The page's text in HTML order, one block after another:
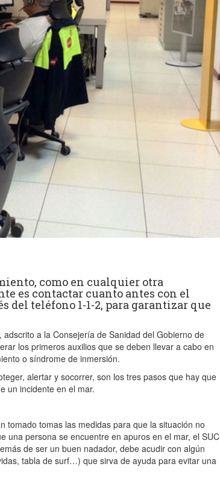
como en cualquier otra
es contactar cuanto antes con el
del teléfono 1-1-2, para garantizar que
a la Consejería de Sanidad del Gobierno de
los primeros auxilios que se deben llevar a cabo en
o síndrome de inmersión.
alertar y socorrer, son los tres pasos que hay que
un incidente en el mar.
tomado tomas las medidas para que la situación no
una persona se encuentre en apuros en el mar, el SUC
de ser un buen nadador, debe acudir con algún
tabla de surf…) que sirva de ayuda para evitar una